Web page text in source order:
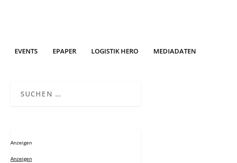
EVENTS EPAPER LOGISTIK HERO MEDIADATEN
Anzeigen
Anzeigen